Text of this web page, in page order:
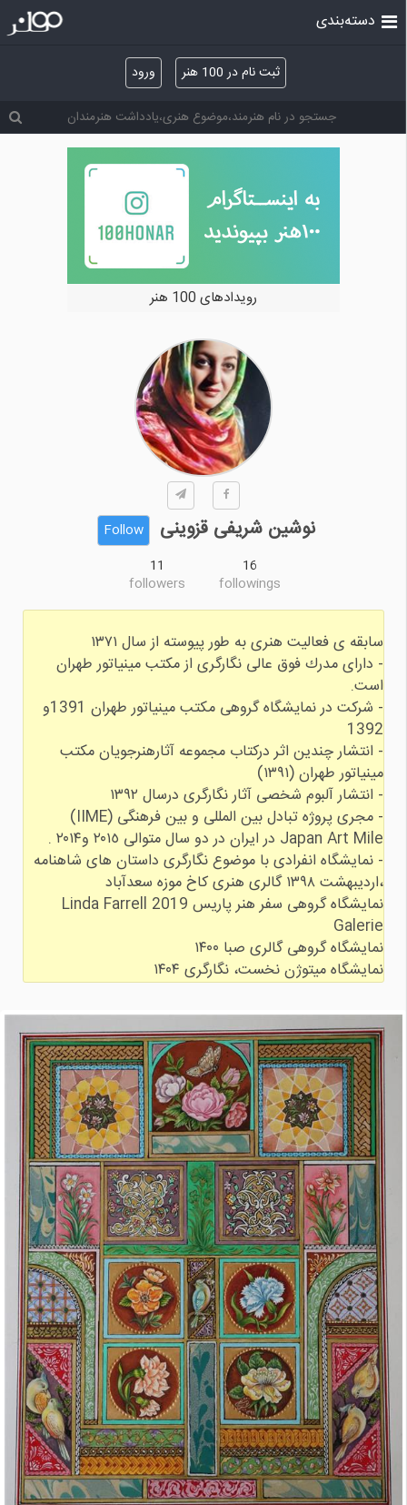
ثبت نام در 100 هنر ورود
دسته‌بندی
خرید و فروش آثار هنری
نوشین شریفی قزوینی
Follow
16
followings
11
followers
- داراى مدرك فوق عالى نگارگرى از مكتب مينياتور طهران
- شرکت در نمايشگاه گروهى مکتب مینیاتور طهران 1391و
- انتشار چندین اثر دركتاب مجموعه آثارهنرجويان مكتب
- مجری پروژه تبادل بین المللی و بین فرهنگی (IIME)
- نمایشگاه انفرادی با موضوع نگارگری داستان های شاهنامه
،اردیبهشت ۱۳۹۸ گالری هنری کاخ موزه سعدآباد
نمایشگاه گروهی سفر هنر پاریس 2019 Linda Farrell
نمایشگاه میتوژن نخست، نگارگری ۱۴۰۴